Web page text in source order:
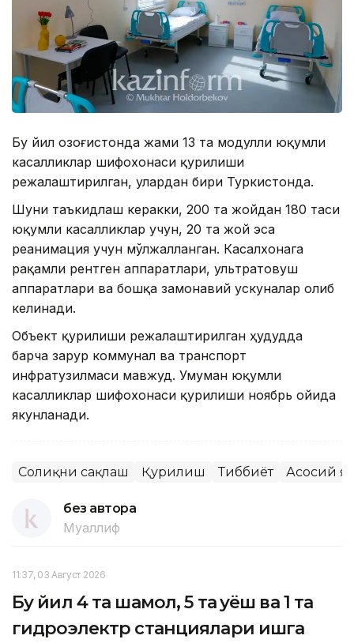
Бу йил Қозоғистонда жами 13 та модулли юқумли
касалликлар шифохонаси қурилиши
режалаштирилган, улардан бири Туркистонда.
Шуни таъкидлаш керакки, 200 та жойдан 180 таси
юқумли касалликлар учун, 20 та жой эса
реанимация учун мўлжалланган. Касалхонага
рақамли рентген аппаратлари, ультратовуш
аппаратлари ва бошқа замонавий ускуналар олиб
келинади.
Объект қурилиши режалаштирилган ҳудудда
барча зарур коммунал ва транспорт
инфратузилмаси мавжуд. Умуман юқумли
касалликлар шифохонаси қурилиши ноябрь ойида
якунланади.
Соғлиқни сақлаш Қурилиш Тиббиёт Асосий
без автора
Муаллиф
11:37, 03 Август 2026
Бу йил 4 та шамол, 5 та қуёш ва 1 та
гидроэлектр станциялари ишга